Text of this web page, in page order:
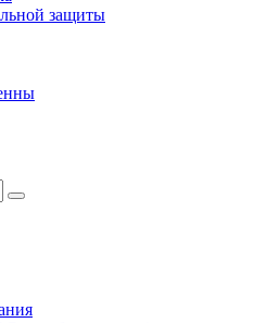
защиты